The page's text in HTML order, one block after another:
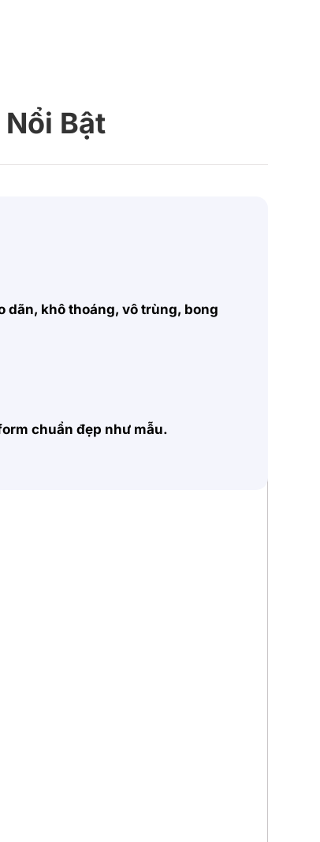
Bật
dãn, khô thoáng, vô trùng, bong
chuẩn đẹp như mẫu.